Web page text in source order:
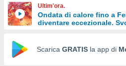
Web
Ultim'ora.
Ondata di calore fino a
diventare eccezionale.
Scarica GRATIS la app di